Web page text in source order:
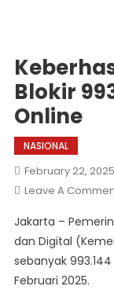
Blokir
Online
NASIONAL
February 22, 2025
Leave A
Jakarta –
dan Digital
sebanyak
Februari 2025.